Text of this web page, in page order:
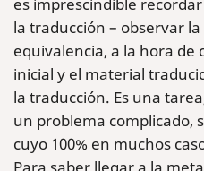
la traducción – observar
equivalencia, a la hora
inicial y el material
la traducción. Es una
un problema complicado,
cuyo 100% en muchos